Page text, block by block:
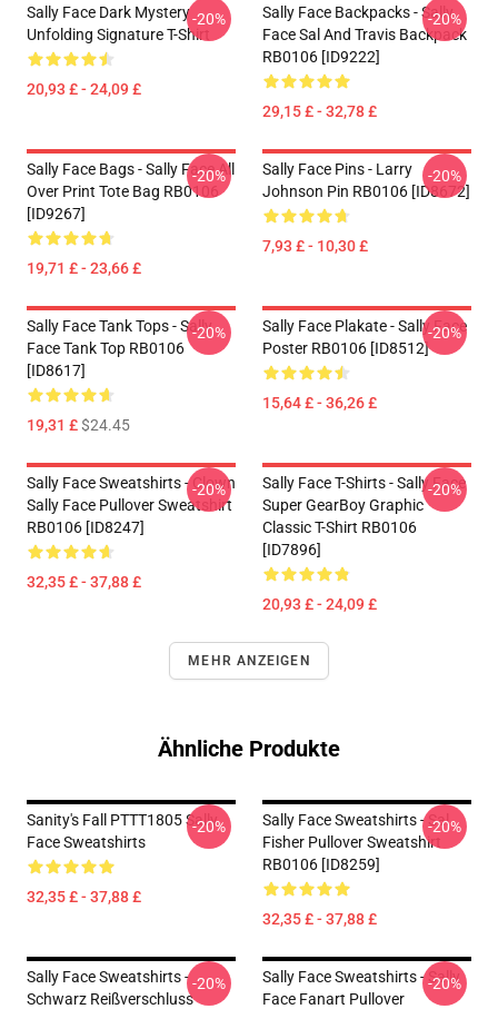
Sally Face Dark Mystery
Unfolding Signature T-Shirt
20,93 £ - 24,09 £
-20%
Sally Face Backpacks - Sally
Face Sal And Travis Backpack
RB0106 [ID9222]
29,15 £ - 32,78 £
-20%
Sally Face Bags - Sally Face All
Over Print Tote Bag RB0106
[ID9267]
19,71 £ - 23,66 £
-20%
Sally Face Pins - Larry
Johnson Pin RB0106 [ID8672]
7,93 £ - 10,30 £
-20%
Sally Face Tank Tops - Sally
Face Tank Top RB0106
[ID8617]
19,31 £$24.45
-20%
Sally Face Plakate - Sally Face
Poster RB0106 [ID8512]
15,64 £ - 36,26 £
-20%
Sally Face Sweatshirts - Clown
Sally Face Pullover Sweatshirt
RB0106 [ID8247]
32,35 £ - 37,88 £
-20%
Sally Face T-Shirts - Sally Face
Super GearBoy Graphic
Classic T-Shirt RB0106
[ID7896]
20,93 £ - 24,09 £
-20%
MEHR ANZEIGEN
Ähnliche Produkte
Sanity's Fall PTTT1805 Sally
Face Sweatshirts
32,35 £ - 37,88 £
-20%
Sally Face Sweatshirts - Sal
Fisher Pullover Sweatshirt
RB0106 [ID8259]
32,35 £ - 37,88 £
-20%
Sally Face Sweatshirts -
Schwarz Reißverschluss
-20%
Sally Face Sweatshirts - Sally
Face Fanart Pullover
-20%